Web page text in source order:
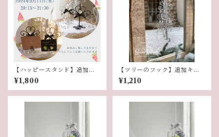
【ハッピースタンド】追加キ
ット
¥1,800
【ツリーのフック】追加キッ
ト
¥1,210